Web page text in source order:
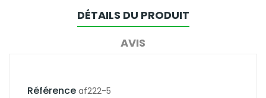
DÉTAILS DU PRODUIT
AVIS
Référence af222-5